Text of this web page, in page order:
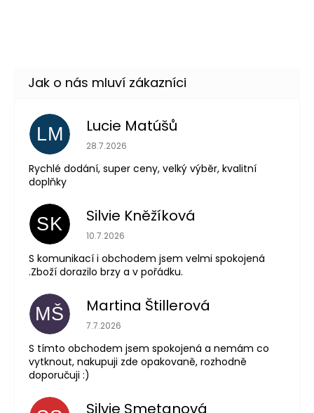
LM Lucie Matúšů
Hodnocení obchodu je 5 z 5 hvězdiček.
28.7.2026
Rychlé dodání, super ceny, velký výběr, kvalitní
doplňky
SK Silvie Kněžíková
Hodnocení obchodu je 5 z 5 hvězdiček.
10.7.2026
S komunikací i obchodem jsem velmi spokojená
.Zboží dorazilo brzy a v pořádku.
MŠ Martina Štillerová
Hodnocení obchodu je 5 z 5 hvězdiček.
7.7.2026
S tímto obchodem jsem spokojená a nemám co
vytknout, nakupuji zde opakovaně, rozhodně
doporučuji :)
Silvie Smetanová